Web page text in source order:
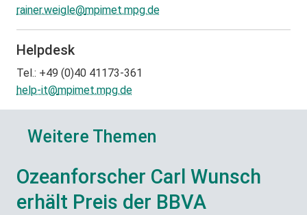
rainer.weigle@mpimet.mpg.de
Helpdesk
Tel.: +49 (0)40 41173-361
help-it@mpimet.mpg.de
Weitere Themen
Ozeanforscher Carl Wunsch
erhält Preis der BBVA